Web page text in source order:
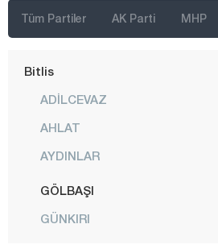
Tüm Partiler AK Parti MHP
Bingöl
Bitlis
ADİLCEVAZ
AHLAT
AYDINLAR
GÖLBAŞI
GÜNKIRI